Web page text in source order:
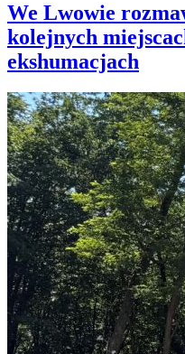
We Lwowie
kolejnych
ekshumacjach